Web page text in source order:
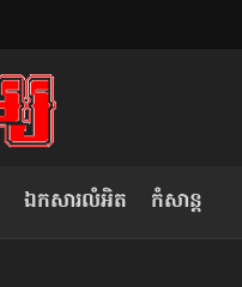
ឯកសារលំអិត កំសាន្ដ